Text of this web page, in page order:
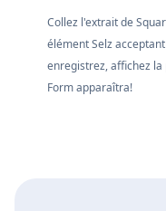
Collez l'extrait de
élément Selz
enregistrez, affichez
Form apparaîtra!